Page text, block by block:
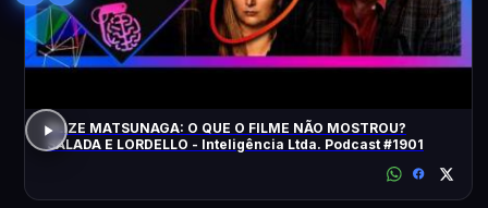
ELIZE MATSUNAGA: O QUE O FILME NÃO MOSTROU?
SALADA E LORDELLO - Inteligência Ltda. Podcast #1901